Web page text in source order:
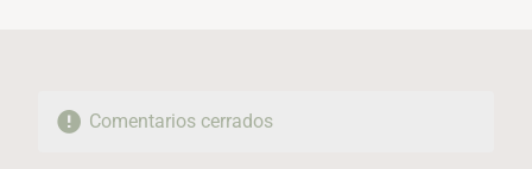
Comentarios cerrados